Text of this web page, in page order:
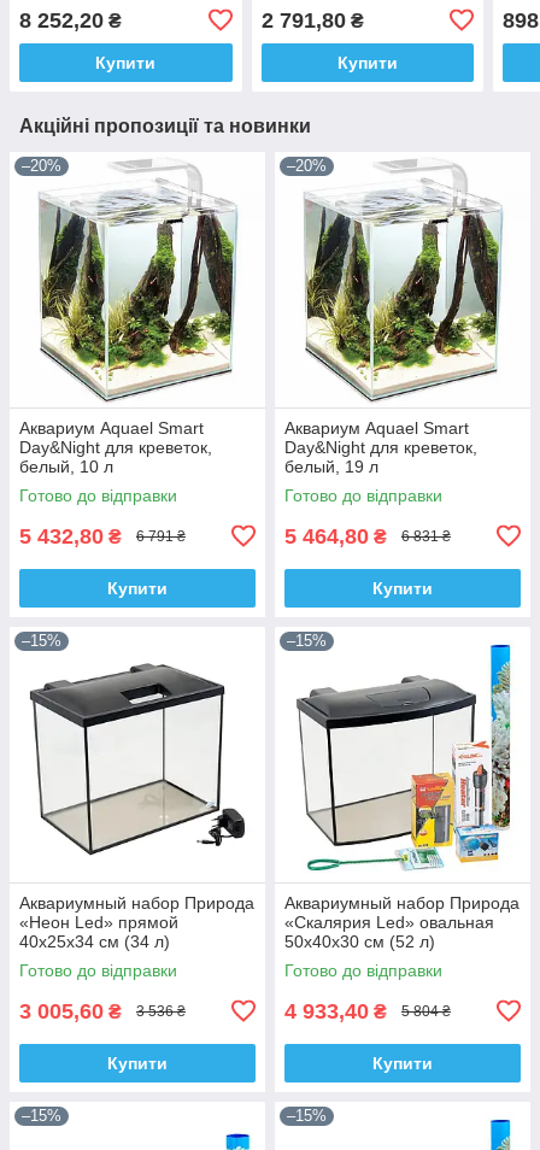
8 252,20 ₴
Купити
2 791,80₴
Купити
Акційні пропозиції та новинки
–20%
Аквариум Aquael Smart
Day&Night для креветок,
белый, 10 л
Готово до відправки
5 432,80 ₴ 6 791 ₴
Купити
–20%
Аквариум Aquael Smart
Day&Night для креветок,
белый, 19 л
Готово до відправки
5 464,80 ₴ 6 831 ₴
Купити
–15%
Аквариумный набор Природа
«Неон Led» прямой
40х25х34 см (34 л)
Готово до відправки
3 005,60 ₴ 3 536 ₴
Купити
–15%
Аквариумный набор Природа
«Скалярия Led» овальная
50х40х30 см (52 л)
Готово до відправки
4 933,40 ₴ 5 804 ₴
Купити
–15% –15%